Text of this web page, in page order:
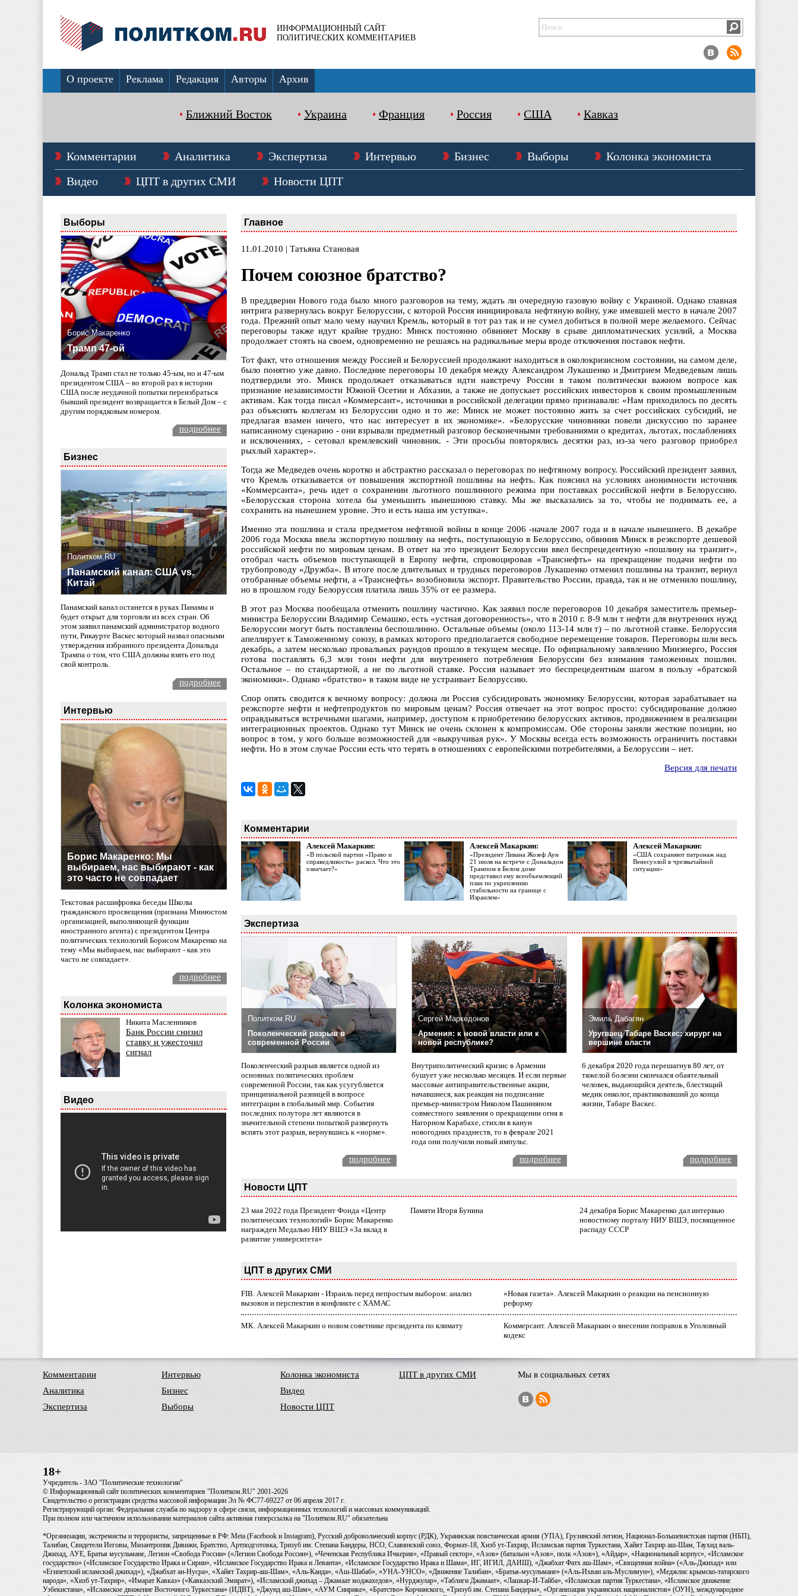
ИНФОРМАЦИОННЫЙ САЙТ
ПОЛИТИЧЕСКИХ КОММЕНТАРИЕВ
О проекте Реклама Редакция Авторы Архив
Ближний Восток Украина Франция Россия США Кавказ
Комментарии Аналитика Экспертиза Интервью Бизнес Выборы
Колонка экономиста
Видео
ЦПТ в других СМИ Новости ЦПТ
Выборы
Борис Макаренко
Трамп 47-ой
Дональд Трамп стал не только 45-ым, но и 47-ым
президентом США – во второй раз в истории
США после неудачной попытки переизбраться
бывший президент возвращается в Белый Дом – с
другим порядковым номером.
подробнее
Бизнес
Политком.RU
Панамский канал: США vs.
Китай
Панамский канал останется в руках Панамы и
будет открыт для торговли из всех стран. Об
этом заявил панамский администратор водного
пути, Рикаурте Васкес который назвал опасными
утверждения избранного президента Дональда
Трампа о том, что США должны взять его под
свой контроль.
подробнее
Интервью
Борис Макаренко: Мы
выбираем, нас выбирают - как
это часто не совпадает
Текстовая расшифровка беседы Школы
гражданского просвещения (признана Минюстом
организацией, выполняющей функции
иностранного агента) с президентом Центра
политических технологий Борисом Макаренко на
тему «Мы выбираем, нас выбирают - как это
часто не совпадает».
подробнее
Колонка экономиста
Никита Масленников
Банк России снизил
ставку и ужесточил
сигнал
Видео
Главное
11.01.2010 | Татьяна Становая
Почем союзное братство?
В преддверии Нового года было много разговоров на тему, ждать ли очередную газовую войну с Украиной. Однако главная
интрига развернулась вокруг Белоруссии, с которой Россия инициировала нефтяную войну, уже имевшей место в начале 2007
года. Прежний опыт мало чему научил Кремль, который в тот раз так и не сумел добиться в полной мере желаемого. Сейчас
переговоры также идут крайне трудно: Минск постоянно обвиняет Москву в срыве дипломатических усилий, а Москва
продолжает стоять на своем, одновременно не решаясь на радикальные меры вроде отключения поставок нефти.
Тот факт, что отношения между Россией и Белоруссией продолжают находиться в околокризисном состоянии, на самом деле,
было понятно уже давно. Последние переговоры 10 декабря между Александром Лукашенко и Дмитрием Медведевым лишь
подтвердили это. Минск продолжает отказываться идти навстречу России в таком политически важном вопросе как
признание независимости Южной Осетии и Абхазии, а также не допускает российских инвесторов к своим промышленным
активам. Как тогда писал «Коммерсант», источники в российской делегации прямо признавали: «Нам приходилось по десять
раз объяснять коллегам из Белоруссии одно и то же: Минск не может постоянно жить за счет российских субсидий, не
предлагая взамен ничего, что нас интересует в их экономике». «Белорусские чиновники повели дискуссию по заранее
написанному сценарию - они взрывали предметный разговор бесконечными требованиями о кредитах, льготах, послаблениях
и исключениях, - сетовал кремлевский чиновник. - Эти просьбы повторялись десятки раз, из-за чего разговор приобрел
рыхлый характер».
Тогда же Медведев очень коротко и абстрактно рассказал о переговорах по нефтяному вопросу. Российский президент заявил,
что Кремль отказывается от повышения экспортной пошлины на нефть. Как пояснил на условиях анонимности источник
«Коммерсанта», речь идет о сохранении льготного пошлинного режима при поставках российской нефти в Белоруссию.
«Белорусская сторона хотела бы уменьшить нынешнюю ставку. Мы же высказались за то, чтобы не поднимать ее, а
сохранить на нынешнем уровне. Это и есть наша им уступка».
Именно эта пошлина и стала предметом нефтяной войны в конце 2006 -начале 2007 года и в начале нынешнего. В декабре
2006 года Москва ввела экспортную пошлину на нефть, поступающую в Белоруссию, обвинив Минск в реэкспорте дешевой
российской нефти по мировым ценам. В ответ на это президент Белоруссии ввел беспрецедентную «пошлину на транзит»,
отобрал часть объемов поступающей в Европу нефти, спровоцировав «Транснефть» на прекращение подачи нефти по
трубопроводу «Дружба». В итоге после длительных и трудных переговоров Лукашенко отменил пошлины на транзит, вернул
отобранные объемы нефти, а «Транснефть» возобновила экспорт. Правительство России, правда, так и не отменило пошлину,
но в прошлом году Белоруссия платила лишь 35% от ее размера.
В этот раз Москва пообещала отменить пошлину частично. Как заявил после переговоров 10 декабря заместитель премьер-
министра Белоруссии Владимир Семашко, есть «устная договоренность», что в 2010 г. 8-9 млн т нефти для внутренних нужд
Белоруссии могут быть поставлены беспошлинно. Остальные объемы (около 113-14 млн т) – по льготной ставке. Белоруссия
апеллирует к Таможенному союзу, в рамках которого предполагается свободное перемещение товаров. Переговоры шли весь
декабрь, а затем несколько провальных раундов прошло в текущем месяце. По официальному заявлению Минэнерго, Россия
готова поставлять 6,3 млн тонн нефти для внутреннего потребления Белоруссии без взимания таможенных пошлин.
Остальное – по стандартной, а не по льготной ставке. Россия называет это беспрецедентным шагом в пользу «братской
экономики». Однако «братство» в таком виде не устраивает Белоруссию.
Спор опять сводится к вечному вопросу: должна ли Россия субсидировать экономику Белоруссии, которая зарабатывает на
реэкспорте нефти и нефтепродуктов по мировым ценам? Россия отвечает на этот вопрос просто: субсидирование должно
оправдываться встречными шагами, например, доступом к приобретению белорусских активов, продвижением в реализации
интеграционных проектов. Однако тут Минск не очень склонен к компромиссам. Обе стороны заняли жесткие позиции, но
вопрос в том, у кого больше возможностей для «выкручивая рук». У Москвы всегда есть возможность ограничить поставки
нефти. Но в этом случае России есть что терять в отношениях с европейскими потребителями, а Белоруссии – нет.
Версия для печати
Комментарии
Алексей Макаркин:
«В польской партии «Право и
справедливость» раскол. Что это
означает?»
Алексей Макаркин:
«Президент Ливана Жозеф Аун
21 июля на встрече с Дональдом
Трампом в Белом доме
представил ему всеобъемлющий
план по укреплению
стабильности на границе с
Израилем»
Алексей Макаркин:
«США сохраняют патронаж над
Венесуэлой в чрезвычайной
ситуации»
Экспертиза
Политком.RU
Поколенческий разрыв в
современной России
Поколенческий разрыв является одной из
основных политических проблем
современной России, так как усугубляется
принципиальной разницей в вопросе
интеграции в глобальный мир. События
последних полутора лет являются в
значительной степени попыткой развернуть
вспять этот разрыв, вернувшись к «норме».
Сергей Маркедонов
Армения: к новой власти или к
новой республике?
Внутриполитический кризис в Армении
бушует уже несколько месяцев. И если первые
массовые антиправительственные акции,
начавшиеся, как реакция на подписание
премьер-министром Николом Пашиняном
совместного заявления о прекращении огня в
Нагорном Карабахе, стихли в канун
новогодних празднеств, то в феврале 2021
года они получили новый импульс.
Эмиль Дабагян
Уругваец Табаре Васкес: хирург на
вершине власти
6 декабря 2020 года перешагнув 80 лет, от
тяжелой болезни скончался обаятельный
человек, выдающийся деятель, блестящий
медик онколог, практиковавший до конца
жизни, Табаре Васкес.
подробнее подробнее подробнее
Новости ЦПТ
23 мая 2022 года Президент Фонда «Центр
политических технологий» Борис Макаренко
награжден Медалью НИУ ВШЭ «За вклад в
развитие университета»
Памяти Игоря Бунина
24 декабря Борис Макаренко дал интервью
новостному порталу НИУ ВШЭ, посвященное
распаду СССР
ЦПТ в других СМИ
FIB. Алексей Макаркин - Израиль перед непростым выбором: анализ
вызовов и перспектив в конфликте с ХАМАС
«Новая газета». Алексей Макаркин о реакции на пенсионную
реформу
МК. Алексей Макаркин о новом советнике президента по климату
Коммерсант. Алексей Макаркин о внесении поправок в Уголовный
кодекс
Комментарии
Аналитика
Экспертиза
Интервью
Бизнес
Выборы
Колонка экономиста
Видео
Новости ЦПТ
ЦПТ в других СМИ Мы в социальных сетях
18+
Учредитель - ЗАО "Политические технологии"
© Информационный сайт политических комментариев "Политком.RU" 2001-2026
Свидетельство о регистрации средства массовой информации Эл № ФС77-69227 от 06 апреля 2017 г.
Регистрирующий орган: Федеральная служба по надзору в сфере связи, информационных технологий и массовых коммуникаций.
При полном или частичном использовании материалов сайта активная гиперссылка на "Политком.RU" обязательна
*Организации, экстремисты и террористы, запрещенные в РФ: Meta (Facebook и Instagram), Русский добровольческий корпус (РДК), Украинская повстанческая армия (УПА), Грузинский легион, Национал-Большевистская партия (НБП),
Талибан, Свидетели Иеговы, Мизантропик Дивижн, Братство, Артподготовка, Тризуб им. Степана Бандеры, НСО, Славянский союз, Формат-18, Хизб ут-Тахрир, Исламская партия Туркестана, Хайят Тахрир аш-Шам, Таухид валь-
Джихад, АУЕ, Братья мусульмане, Легион «Свобода России» («Легион Свобода России»), «Чеченская Республика Ичкерия», «Правый сектор», «Азов» (батальон «Азов», полк «Азов»), «Айдар», «Национальный корпус», «Исламское
государство» («Исламское Государство Ирака и Сирии», «Исламское Государство Ирака и Леванта», «Исламское Государство Ирака и Шама», ИГ, ИГИЛ, ДАИШ), «Джабхат Фатх аш-Шам», «Священная война» («Аль-Джихад» или
«Египетский исламский джихад»), «Джабхат ан-Нусра», «Хайят Тахрир-аш-Шам», «Аль-Каида», «Аш-Шабаб», «УНА-УНСО», «Движение Талибан», «Братья-мусульмане» («Аль-Ихван аль-Муслимун»), «Меджлис крымско-татарского
народа», «Хизб ут-Тахрир», «Имарат Кавказ» («Кавказский Эмират»), «Исламский джихад – Джамаат моджахедов», «Нурджулар», «Таблиги Джамаат», «Лашкар-И-Тайба», «Исламская партия Туркестана», «Исламское движение
Узбекистана», «Исламское движение Восточного Туркестана» (ИДВТ), «Джунд аш-Шам», «АУМ Синрике», «Братство» Корчинского, «Тризуб им. Степана Бандеры», «Организация украинских националистов» (ОУН), международное